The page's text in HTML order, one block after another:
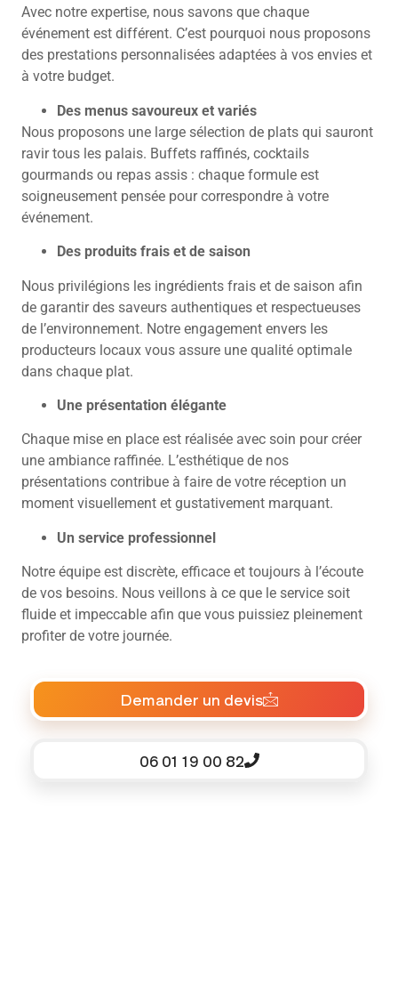
Avec notre expertise, nous savons que chaque
événement est différent. C’est pourquoi nous proposons
des prestations personnalisées adaptées à vos envies et
à votre budget.
Des menus savoureux et variés
Nous proposons une large sélection de plats qui sauront
ravir tous les palais. Buffets raffinés, cocktails
gourmands ou repas assis : chaque formule est
soigneusement pensée pour correspondre à votre
événement.
Des produits frais et de saison
Nous privilégions les ingrédients frais et de saison afin
de garantir des saveurs authentiques et respectueuses
de l’environnement. Notre engagement envers les
producteurs locaux vous assure une qualité optimale
dans chaque plat.
Une présentation élégante
Chaque mise en place est réalisée avec soin pour créer
une ambiance raffinée. L’esthétique de nos
présentations contribue à faire de votre réception un
moment visuellement et gustativement marquant.
Un service professionnel
Notre équipe est discrète, efficace et toujours à l’écoute
de vos besoins. Nous veillons à ce que le service soit
fluide et impeccable afin que vous puissiez pleinement
profiter de votre journée.
Demander un devis
06 01 19 00 82